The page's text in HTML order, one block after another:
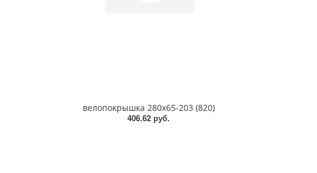
велопокрышка 280x65-203 (820)
406.62 руб.